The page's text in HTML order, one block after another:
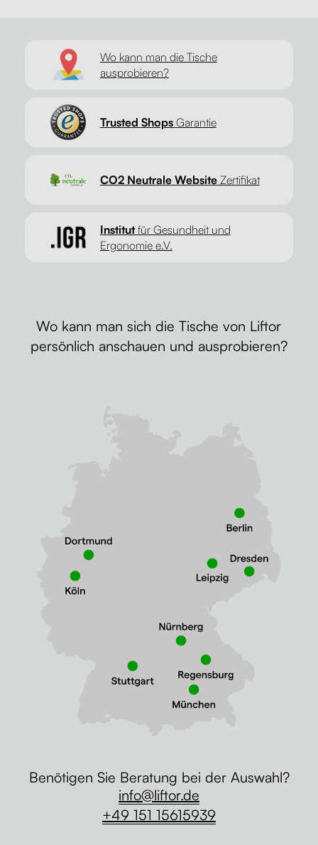
Wo kann man die Tische
ausprobieren?
Trusted Shops Garantie
CO2 Neutrale WebsiteZertifikat
Institutfür Gesundheit und
Ergonomie e.V.
Wo kann man sich die Tische von Liftor
persönlich anschauen und ausprobieren?
Benötigen Sie Beratung bei der Auswahl?
info@liftor.de
+49 151 15615939